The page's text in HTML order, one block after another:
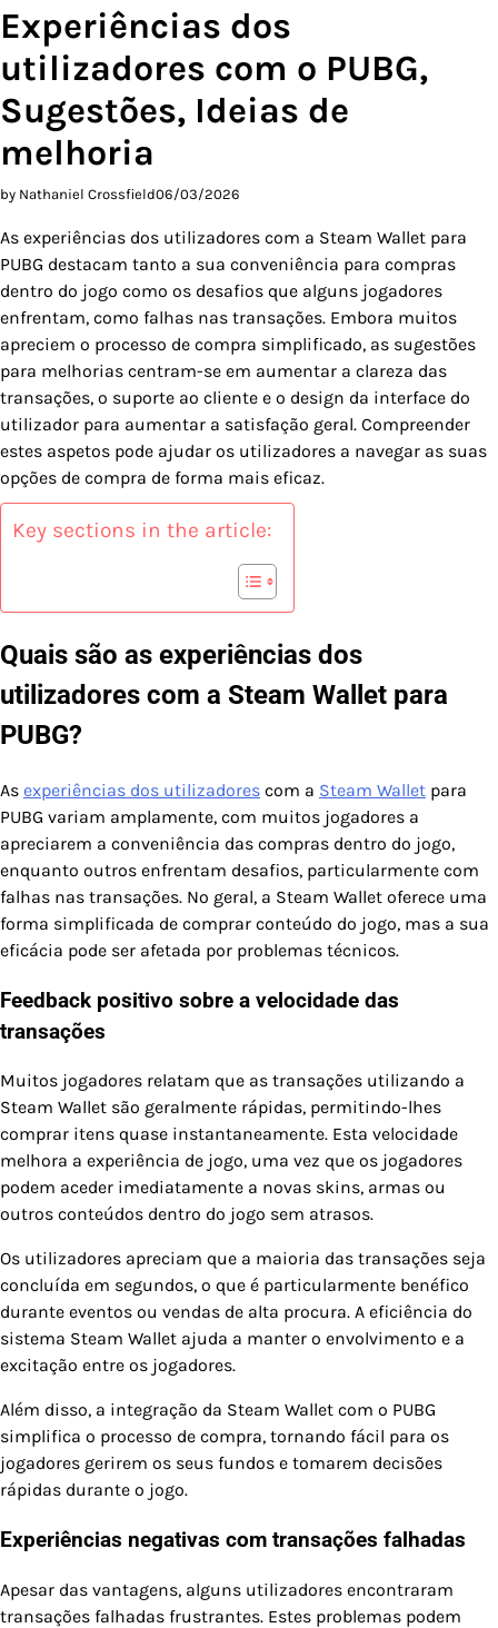
Experiências dos
utilizadores com o PUBG,
Sugestões, Ideias de
melhoria
by Nathaniel Crossfield06/03/2026
As experiências dos utilizadores com a Steam Wallet para
PUBG destacam tanto a sua conveniência para compras
dentro do jogo como os desafios que alguns jogadores
enfrentam, como falhas nas transações. Embora muitos
apreciem o processo de compra simplificado, as sugestões
para melhorias centram-se em aumentar a clareza das
transações, o suporte ao cliente e o design da interface do
utilizador para aumentar a satisfação geral. Compreender
estes aspetos pode ajudar os utilizadores a navegar as suas
opções de compra de forma mais eficaz.
Key sections in the article:
Quais são as experiências dos
utilizadores com a Steam Wallet para
PUBG?
As experiências dos utilizadores com a Steam Wallet para
PUBG variam amplamente, com muitos jogadores a
apreciarem a conveniência das compras dentro do jogo,
enquanto outros enfrentam desafios, particularmente com
falhas nas transações. No geral, a Steam Wallet oferece uma
forma simplificada de comprar conteúdo do jogo, mas a sua
eficácia pode ser afetada por problemas técnicos.
Feedback positivo sobre a velocidade das
transações
Muitos jogadores relatam que as transações utilizando a
Steam Wallet são geralmente rápidas, permitindo-lhes
comprar itens quase instantaneamente. Esta velocidade
melhora a experiência de jogo, uma vez que os jogadores
podem aceder imediatamente a novas skins, armas ou
outros conteúdos dentro do jogo sem atrasos.
Os utilizadores apreciam que a maioria das transações seja
concluída em segundos, o que é particularmente benéfico
durante eventos ou vendas de alta procura. A eficiência do
sistema Steam Wallet ajuda a manter o envolvimento e a
excitação entre os jogadores.
Além disso, a integração da Steam Wallet com o PUBG
simplifica o processo de compra, tornando fácil para os
jogadores gerirem os seus fundos e tomarem decisões
rápidas durante o jogo.
Experiências negativas com transações falhadas
Apesar das vantagens, alguns utilizadores encontraram
transações falhadas frustrantes. Estes problemas podem